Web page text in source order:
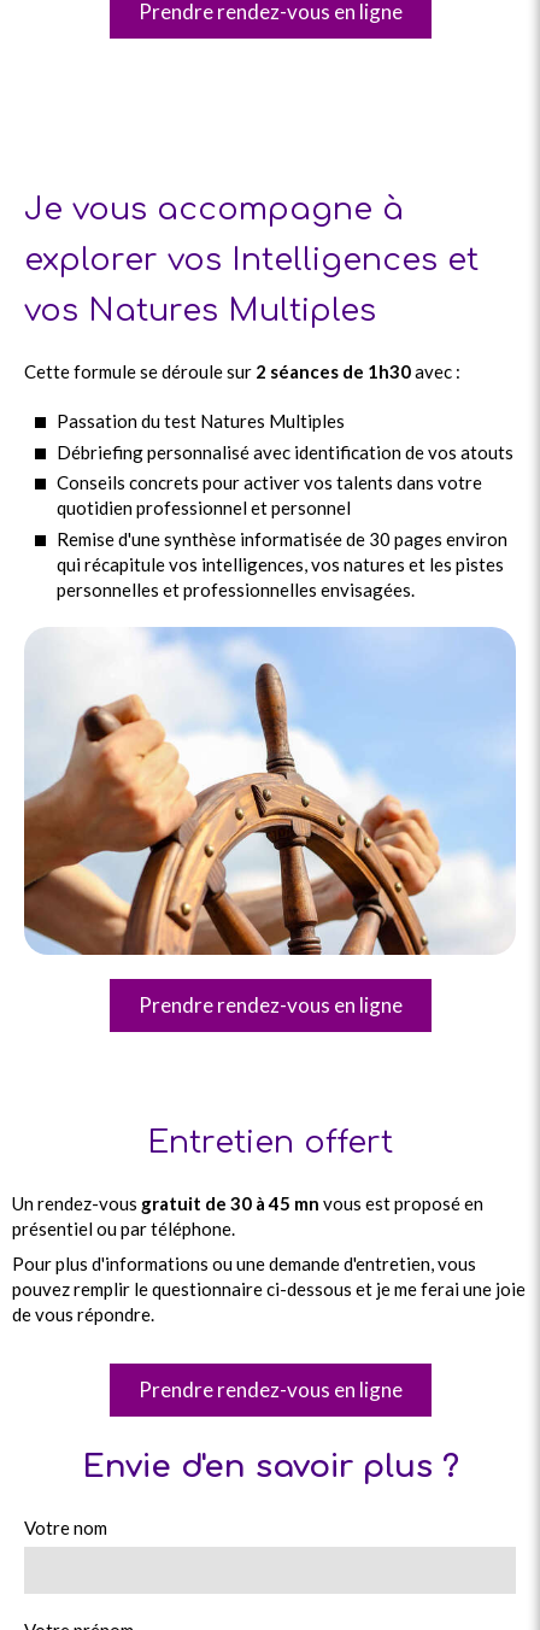
Prendre rendez-vous en ligne
Je vous accompagne à
explorer vos Intelligences et
vos Natures Multiples
Cette formule se déroule sur 2 séances de 1h30avec :
Passation du test Natures Multiples
Débriefing personnalisé avec identification de vos atouts
Conseils concrets pour activer vos talents dans votre
quotidien professionnel et personnel
Remise d'une synthèse informatisée de 30 pages environ
qui récapitule vos intelligences, vos natures et les pistes
personnelles et professionnelles envisagées.
Prendre rendez-vous en ligne
Entretien offert
Un rendez-vous gratuit de 30 à 45 mn vous est proposé en
présentiel ou par téléphone.
Pour plus d'informations ou une demande d'entretien, vous
pouvez remplir le questionnaire ci-dessous et je me ferai une joie
de vous répondre.
Prendre rendez-vous en ligne
Envie d'en savoir plus ?
Votre nom